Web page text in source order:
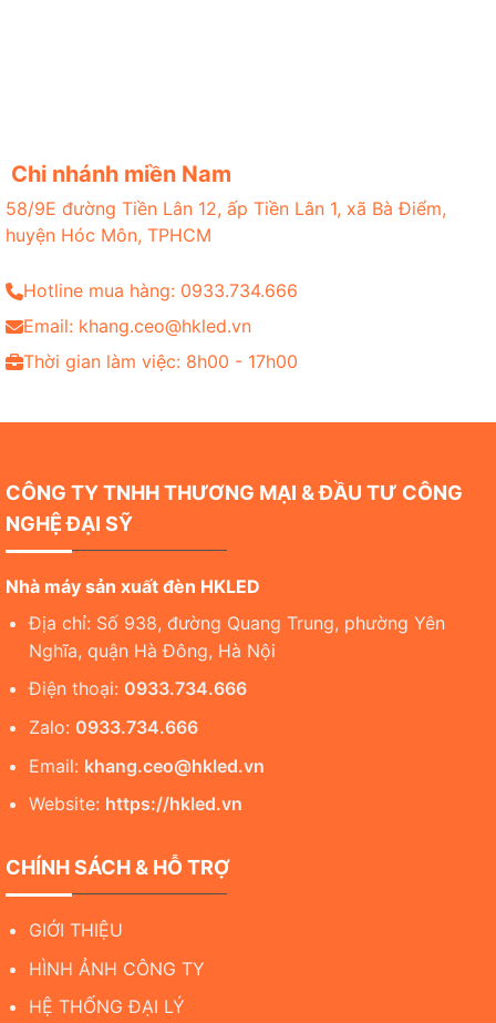
Chi nhánh miền Nam
58/9E đường Tiền Lân 12, ấp Tiền Lân 1, xã Bà Điểm,
huyện Hóc Môn, TPHCM
Hotline mua hàng: 0933.734.666
Email: khang.ceo@hkled.vn
Thời gian làm việc: 8h00 - 17h00
CÔNG TY TNHH THƯƠNG MẠI & ĐẦU TƯ CÔNG
NGHỆ ĐẠI SỸ
Nhà máy sản xuất đèn HKLED
Địa chỉ: Số 938, đường Quang Trung, phường Yên
Nghĩa, quận Hà Đông, Hà Nội
Điện thoại: 0933.734.666
Zalo: 0933.734.666
Email: khang.ceo@hkled.vn
Website: https://hkled.vn
CHÍNH SÁCH & HỖ TRỢ
GIỚI THIỆU
HÌNH ẢNH CÔNG TY
HỆ THỐNG ĐẠI LÝ